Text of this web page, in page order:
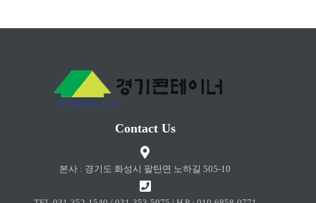
Contact Us
본사 : 경기도 화성시 팔탄면 노하길 505-10